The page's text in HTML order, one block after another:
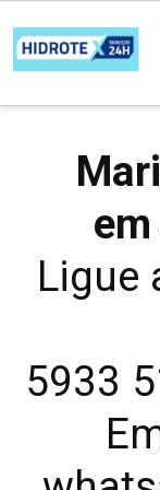
Ligue
5933